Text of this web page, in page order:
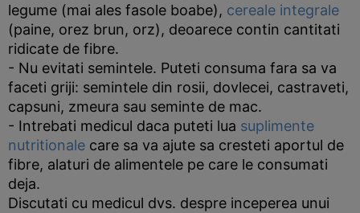
legume (mai ales fasole boabe), cereale integrale
(paine, orez brun, orz), deoarece contin cantitati
ridicate de fibre.
- Nu evitati semintele. Puteti consuma fara sa va
faceti griji: semintele din rosii, dovlecei, castraveti,
capsuni, zmeura sau seminte de mac.
- Intrebati medicul daca puteti lua suplimente
nutritionale care sa va ajute sa cresteti aportul de
fibre, alaturi de alimentele pe care le consumati
deja.
Discutati cu medicul dvs. despre inceperea unui